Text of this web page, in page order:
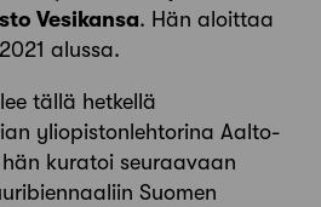
Vesikansa. Hän aloittaa
alussa.
tällä hetkellä
yliopistonlehtorina Aalto-
kuratoi seuraavaan
Suomen